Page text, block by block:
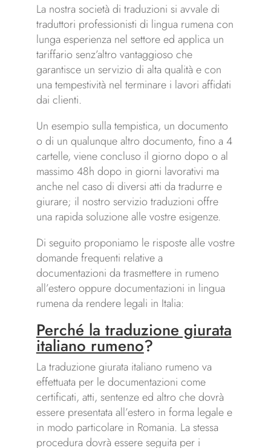
La nostra società di traduzioni si avvale di
traduttori professionisti di lingua rumena con
lunga esperienza nel settore ed applica un
tariffario senz’altro vantaggioso che
garantisce un servizio di alta qualità e con
una tempestività nel terminare i lavori affidati
dai clienti.
Un esempio sulla tempistica, un documento
o di un qualunque altro documento, fino a 4
cartelle, viene concluso il giorno dopo o al
massimo 48h dopo in giorni lavorativi ma
anche nel caso di diversi atti da tradurre e
giurare; il nostro servizio traduzioni offre
una rapida soluzione alle vostre esigenze.
Di seguito proponiamo le risposte alle vostre
domande frequenti relative a
documentazioni da trasmettere in rumeno
all’estero oppure documentazioni in lingua
rumena da rendere legali in Italia:
Perché la traduzione giurata
italiano rumeno?
La traduzione giurata italiano rumeno va
effettuata per le documentazioni come
certificati, atti, sentenze ed altro che dovrà
essere presentata all’estero in forma legale e
in modo particolare in Romania. La stessa
procedura dovrà essere seguita per i